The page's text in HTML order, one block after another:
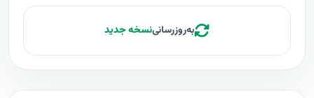
به‌روزرسانینسخه جدید